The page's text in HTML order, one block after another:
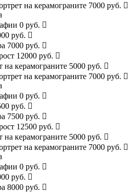
на керамограните 7000 руб.
0 руб.
руб.
7000 руб.
12000 руб.
на керамограните 5000 руб.
на керамограните 7000 руб.
0 руб.
руб.
7500 руб.
12500 руб.
на керамограните 5000 руб.
на керамограните 7000 руб.
0 руб.
руб.
8000 руб.